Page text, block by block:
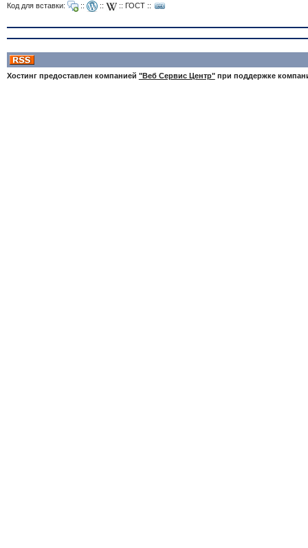
Код для вставки: :: :: :: ГОСТ::
Хостинг предоставлен компанией "Веб Сервис Центр"при поддержке